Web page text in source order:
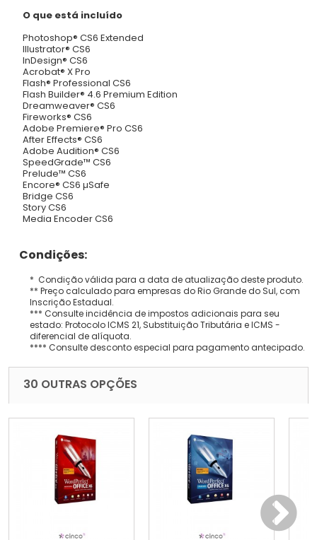
O que está incluído
Photoshop® CS6 Extended
Illustrator® CS6
InDesign® CS6
Acrobat® X Pro
Flash® Professional CS6
Flash Builder® 4.6 Premium Edition
Dreamweaver® CS6
Fireworks® CS6
Adobe Premiere® Pro CS6
After Effects® CS6
Adobe Audition® CS6
SpeedGrade™ CS6
Prelude™ CS6
Encore® CS6 µSafe
Bridge CS6
Story CS6
Media Encoder CS6
Condições:
* Condição válida para a data de atualização deste produto.
** Preço calculado para empresas do Rio Grande do Sul, com
Inscrição Estadual.
*** Consulte incidência de impostos adicionais para seu
estado: Protocolo ICMS 21, Substituição Tributária e ICMS -
diferencial de alíquota.
**** Consulte desconto especial para pagamento antecipado.
30 OUTRAS OPÇÕES